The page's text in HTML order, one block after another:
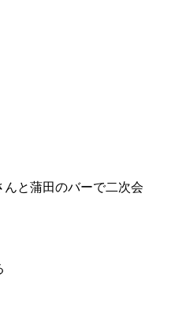
んと蒲田のバーで二次会